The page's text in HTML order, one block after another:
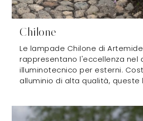
Chilone
Le lampade Chilone di Artemide
rappresentano l'eccellenza nel
illuminotecnico per esterni.
alluminio di alta qualità, queste